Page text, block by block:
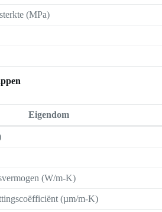
(MPa)
Eigendom
(W/m-K)
(µm/m-K)